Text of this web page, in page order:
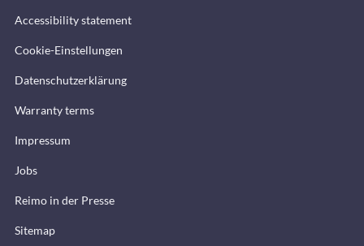
Accessibility statement
Cookie-Einstellungen
Datenschutzerklärung
Warranty terms
Impressum
Jobs
Reimo in der Presse
Sitemap